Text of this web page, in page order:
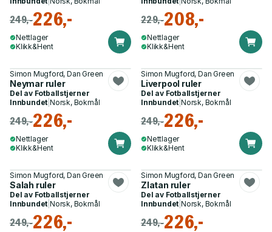
249,-226,-
Nettlager
Klikk&Hent
229,-208,-
Nettlager
Klikk&Hent
Simon Mugford, Dan Green
Neymar ruler
Del av Fotballstjerner
Innbundet |Norsk, Bokmål
249,-226,-
Nettlager
Klikk&Hent
Simon Mugford, Dan Green
Liverpool ruler
Del av Fotballstjerner
Innbundet |Norsk, Bokmål
249,-226,-
Nettlager
Klikk&Hent
Simon Mugford, Dan Green
Salah ruler
Del av Fotballstjerner
Innbundet |Norsk, Bokmål
249,-226,-
Simon Mugford, Dan Green
Zlatan ruler
Del av Fotballstjerner
Innbundet |Norsk, Bokmål
249,-226,-